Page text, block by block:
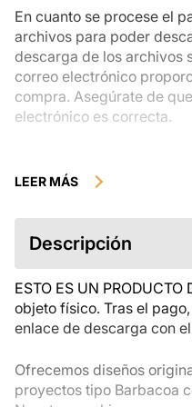
En cuanto se procese el
archivos para poder
descarga de los archivos
correo electrónico
compra. Asegúrate de
electrónico es correcta.
instantánea no se pueden
descripción del producto
comprarlo y que te
tienes alguna duda. Si
ponte en contacto
LEER MÁS
Descripción
ESTO ES UN
objeto físico. Tras el
enlace de descarga con
Ofrecemos diseños
proyectos tipo Barbacoa